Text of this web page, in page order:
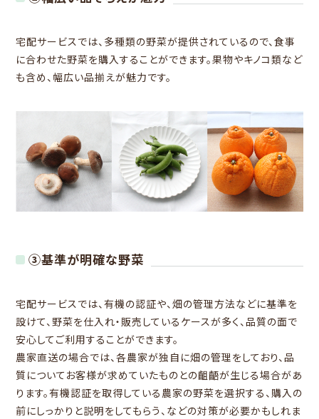
宅配サービスでは、多種類の野菜が提供されているので、食事
に合わせた野菜を購入することができます。果物やキノコ類など
も含め、幅広い品揃えが魅力です。
③基準が明確な野菜
宅配サービスでは、有機の認証や、畑の管理方法などに基準を
設けて、野菜を仕入れ・販売しているケースが多く、品質の面で
安心してご利用することができます。
農家直送の場合では、各農家が独自に畑の管理をしており、品
質についてお客様が求めていたものとの齟齬が生じる場合があ
ります。有機認証を取得している農家の野菜を選択する、購入の
前にしっかりと説明をしてもらう、などの対策が必要かもしれま